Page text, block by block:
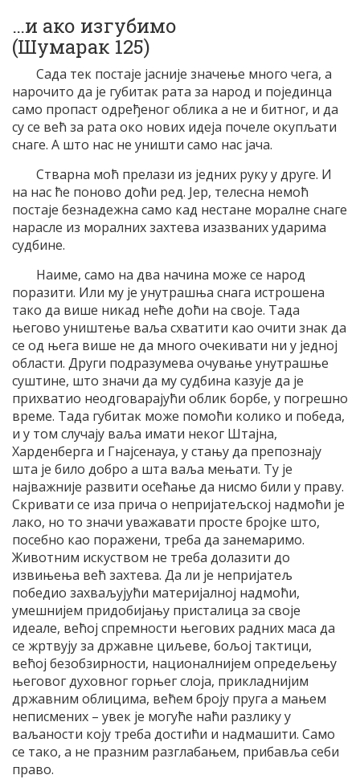
…и ако изгубимо
(Шумарак 125)
Сада тек постаје јасније значење много чега, а
нарочито да је губитак рата за народ и појединца
само пропаст одређеног облика а не и битног, и да
су се већ за рата око нових идеја почеле окупљати
снаге. А што нас не уништи само нас јача.
Стварна моћ прелази из једних руку у друге. И
на нас ће поново доћи ред. Јер, телесна немоћ
постаје безнадежна само кад нестане моралне снаге
нарасле из моралних захтева изазваних ударима
судбине.
Наиме, само на два начина може се народ
поразити. Или му је унутрашња снага истрошена
тако да више никад неће доћи на своје. Тада
његово уништење ваља схватити као очити знак да
се од њега више не да много очекивати ни у једној
области. Други подразумева очување унутрашње
суштине, што значи да му судбина казује да је
прихватио неодговарајући облик борбе, у погрешно
време. Тада губитак може помоћи колико и победа,
и у том случају ваља имати неког Штајна,
Харденберга и Гнајсенауа, у стању да препознају
шта је било добро а шта ваља мењати. Ту је
најважније развити осећање да нисмо били у праву.
Скривати се иза прича о непријатељској надмоћи је
лако, но то значи уважавати просте бројке што,
посебно као поражени, треба да занемаримо.
Животним искуством не треба долазити до
извињења већ захтева. Да ли је непријатељ
победио захваљујући материјалној надмоћи,
умешнијем придобијању присталица за своје
идеале, већој спремности његових радних маса да
се жртвују за државне циљеве, бољој тактици,
већој безобзирности, националнијем опредељењу
његовог духовног горњег слоја, прикладнијим
државним облицима, већем броју пруга а мањем
неписмених – увек је могуће наћи разлику у
ваљаности коју треба достићи и надмашити. Само
се тако, а не празним разглабањем, прибавља себи
право.